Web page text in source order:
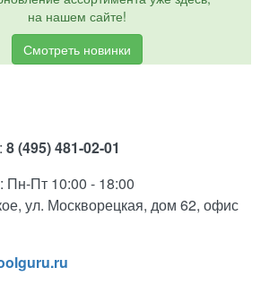
на нашем сайте!
Смотреть новинки
8 (495) 481-02-01
Пн-Пт 10:00 - 18:00
ул. Москворецкая, дом 62, офис